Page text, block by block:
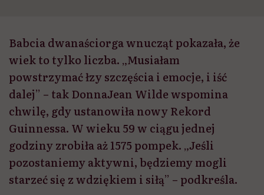
Babcia dwanaściorga wnucząt pokazała, że
wiek to tylko liczba. „Musiałam
powstrzymać łzy szczęścia i emocje, i iść
dalej” – tak DonnaJean Wilde wspomina
chwilę, gdy ustanowiła nowy Rekord
Guinnessa. W wieku 59 w ciągu jednej
godziny zrobiła aż 1575 pompek. „Jeśli
pozostaniemy aktywni, będziemy mogli
starzeć się z wdziękiem i siłą” – podkreśla.